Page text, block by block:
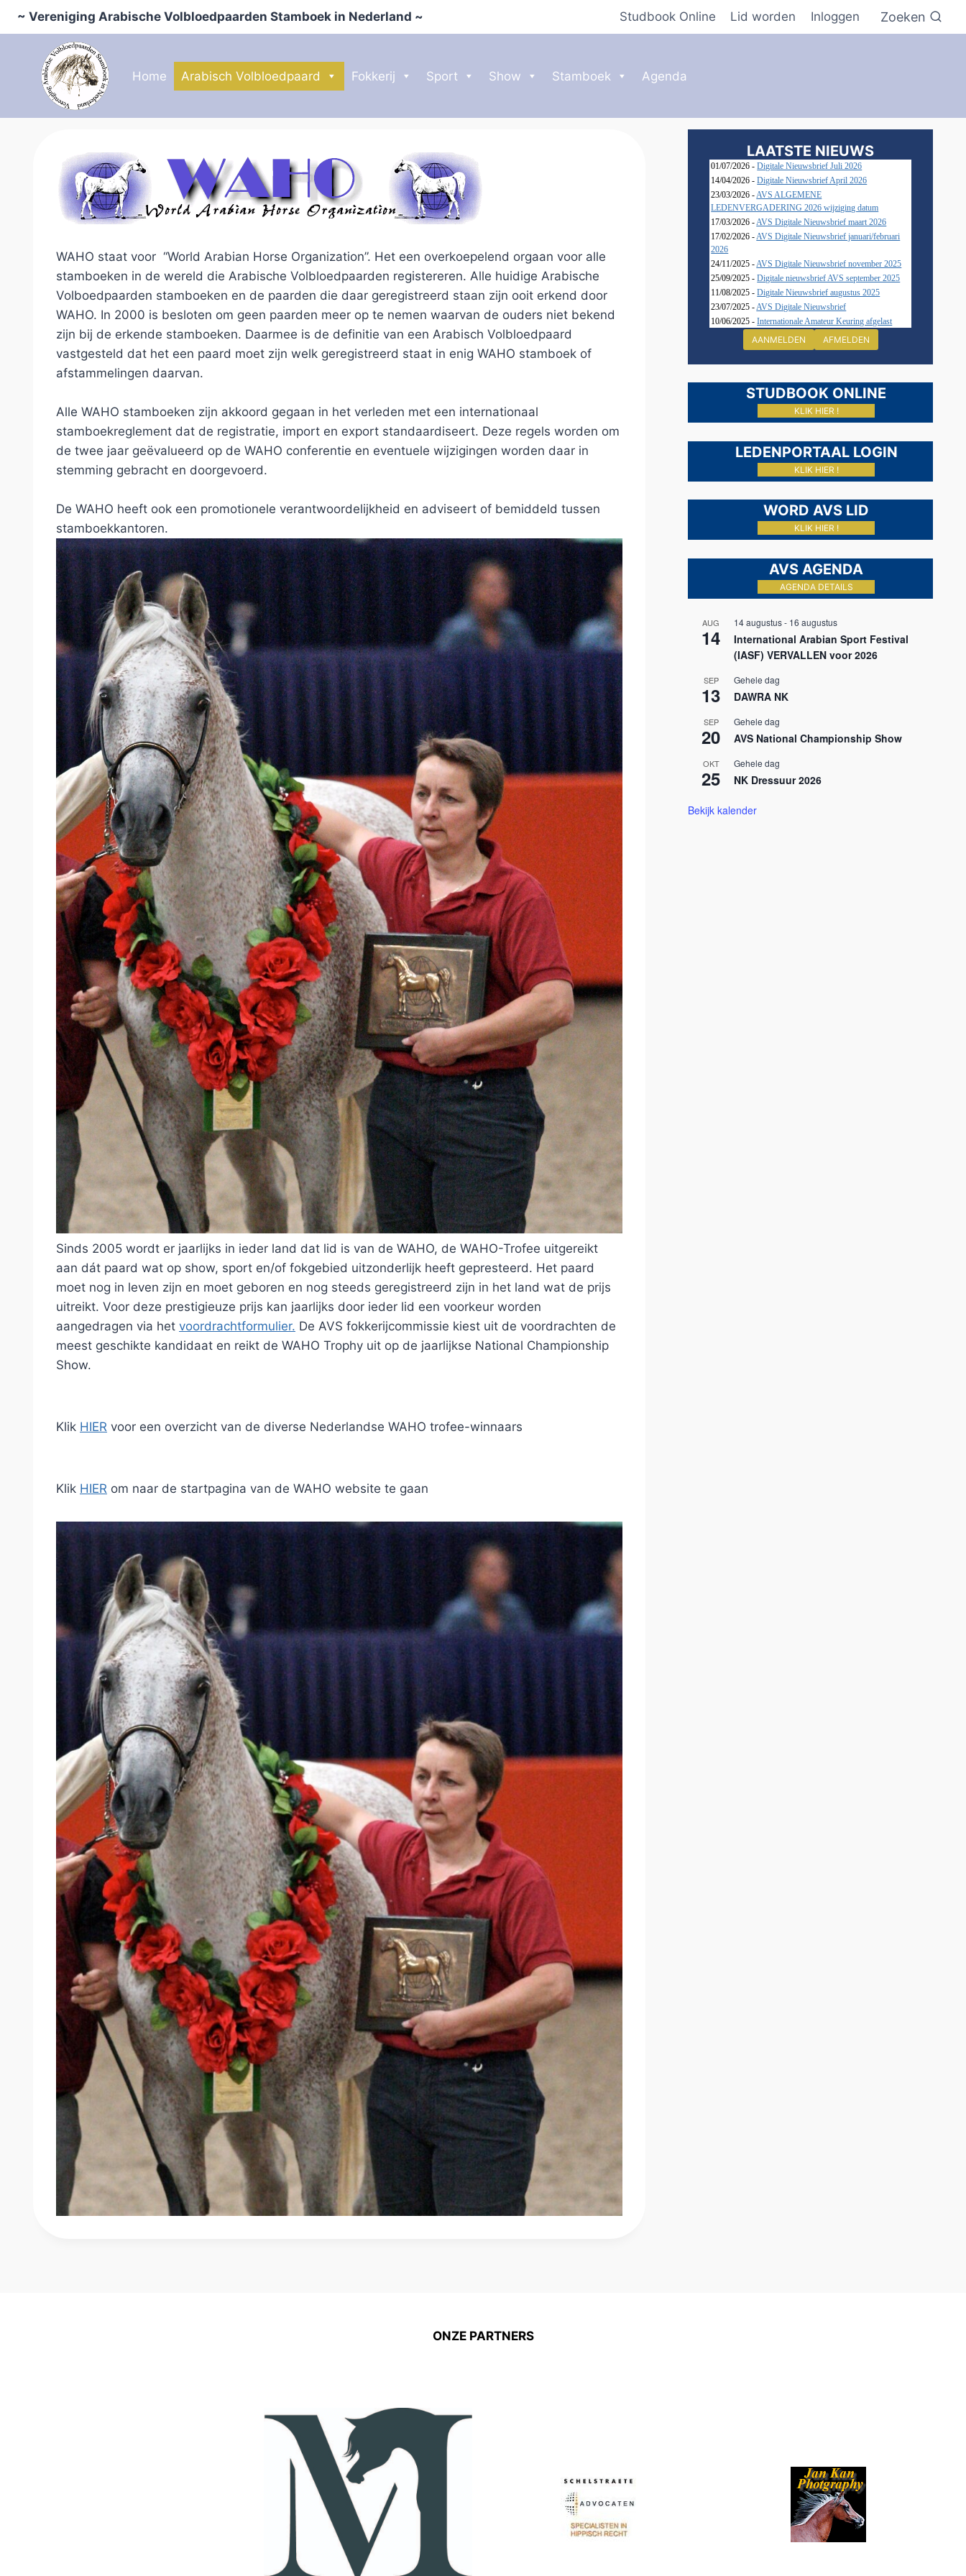
Doorgaan
~ Vereniging Arabische Volbloedpaarden Stamboek in Nederland ~ Studbook Online Lid worden Inloggen Zoeken
Home Arabisch Volbloedpaard Fokkerij Sport Show Stamboek Agenda
WAHO staat voor “World Arabian Horse Organization”. Het een overkoepelend orgaan voor alle
stamboeken in de wereld die Arabische Volbloedpaarden registereren. Alle huidige Arabische
Volboedpaarden stamboeken en de paarden die daar geregistreerd staan zijn ooit erkend door
WAHO. In 2000 is besloten om geen paarden meer op te nemen waarvan de ouders niet bekend
zijn bij de erkende stamboeken. Daarmee is de definitie van een Arabisch Volbloedpaard
vastgesteld dat het een paard moet zijn welk geregistreerd staat in enig WAHO stamboek of
afstammelingen daarvan.
Alle WAHO stamboeken zijn akkoord gegaan in het verleden met een internationaal
stamboekreglement dat de registratie, import en export standaardiseert. Deze regels worden om
de twee jaar geëvalueerd op de WAHO conferentie en eventuele wijzigingen worden daar in
stemming gebracht en doorgevoerd.
De WAHO heeft ook een promotionele verantwoordelijkheid en adviseert of bemiddeld tussen
stamboekkantoren.
Sinds 2005 wordt er jaarlijks in ieder land dat lid is van de WAHO, de WAHO-Trofee uitgereikt
aan dát paard wat op show, sport en/of fokgebied uitzonderlijk heeft gepresteerd. Het paard
moet nog in leven zijn en moet geboren en nog steeds geregistreerd zijn in het land wat de prijs
uitreikt. Voor deze prestigieuze prijs kan jaarlijks door ieder lid een voorkeur worden
aangedragen via het voordrachtformulier. De AVS fokkerijcommissie kiest uit de voordrachten de
meest geschikte kandidaat en reikt de WAHO Trophy uit op de jaarlijkse National Championship
Show.
Klik HIER voor een overzicht van de diverse Nederlandse WAHO trofee-winnaars
Klik HIER om naar de startpagina van de WAHO website te gaan
LAATSTE NIEUWS
01/07/2026 -Digitale Nieuwsbrief Juli 2026
14/04/2026 -Digitale Nieuwsbrief April 2026
23/03/2026 -AVS ALGEMENE
LEDENVERGADERING 2026 wijziging datum
17/03/2026 -AVS Digitale Nieuwsbrief maart 2026
17/02/2026 -AVS Digitale Nieuwsbrief januari/februari
2026
24/11/2025 -AVS Digitale Nieuwsbrief november 2025
25/09/2025 -Digitale nieuwsbrief AVS september 2025
11/08/2025 -Digitale Nieuwsbrief augustus 2025
23/07/2025 -AVS Digitale Nieuwsbrief
10/06/2025 -Internationale Amateur Keuring afgelast
AANMELDEN AFMELDEN
STUDBOOK ONLINE
KLIK HIER !
LEDENPORTAAL LOGIN
KLIK HIER !
WORD AVS LID
KLIK HIER !
AVS AGENDA
AGENDA DETAILS
AUG
14
14 augustus- 16 augustus
International Arabian Sport Festival
(IASF) VERVALLEN voor 2026
SEP
13
Gehele dag
DAWRA NK
SEP
20
Gehele dag
AVS National Championship Show
OKT
25
Gehele dag
NK Dressuur 2026
Bekijk kalender
ONZE PARTNERS